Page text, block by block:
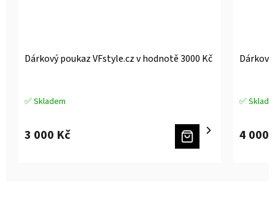
Dárkový poukaz VFstyle.cz v hodnotě 3000 Kč
✅ Skladem
3 000 Kč
✅
4 000